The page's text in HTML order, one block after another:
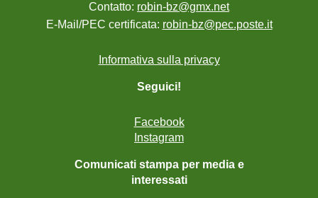
Contatto: robin-bz@gmx.net
E-Mail/PEC certificata: robin-bz@pec.poste.it
Informativa sulla privacy
Seguici!
Facebook
Instagram
Comunicati stampa per media e
interessati